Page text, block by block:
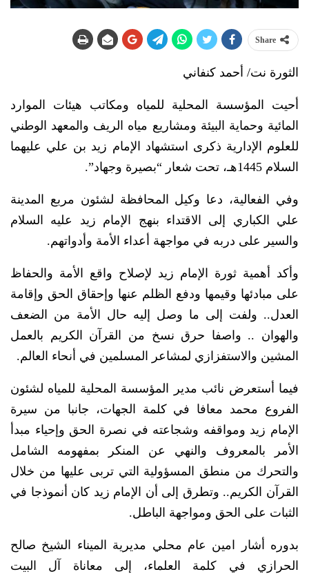
Share
الثورة نت/ أحمد كنفاني
أحيت المؤسسة المحلية للمياه ومكاتب هيئات الموارد
المائية وحماية البيئة ومشاريع مياه الريف والمعهد الوطني
للعلوم الإدارية ذكرى استشهاد الإمام زيد بن علي عليهما
السلام 1445هـ، تحت شعار “بصيرة وجهاد”.
وفي الفعالية، دعا وكيل المحافظة لشئون مربع المدينة
علي الكباري إلى الاقتداء بنهج الإمام زيد عليه السلام
والسير على دربه في مواجهة أعداء الأمة وأدواتهم.
وأكد أهمية ثورة الإمام زيد لإصلاح واقع الأمة والحفاظ
على مبادئها وقيمها ودفع الظلم عنها وإحقاق الحق وإقامة
العدل.. ولفت إلى ما وصل إليه حال الأمة من الضعف
والهوان .. واصفا حرق نسخ من القرآن الكريم بالعمل
المشين والاستفزازي لمشاعر المسلمين في أنحاء العالم.
فيما أستعرض نائب مدير المؤسسة المحلية للمياه لشئون
الفروع محمد معافا في كلمة الجهات، جانبا من سيرة
الإمام زيد ومواقفه وشجاعته في نصرة الحق وإحياء مبدأ
الأمر بالمعروف والنهي عن المنكر بمفهومه الشامل
والتحرك من منطق المسؤولية التي تربى عليها من خلال
القرآن الكريم.. وتطرق إلى أن الإمام زيد كان أنموذجا في
الثبات على الحق ومواجهة الباطل.
بدوره أشار امين عام محلي مديرية الميناء الشيخ صالح
الحرازي في كلمة العلماء، إلى معاناة آل البيت